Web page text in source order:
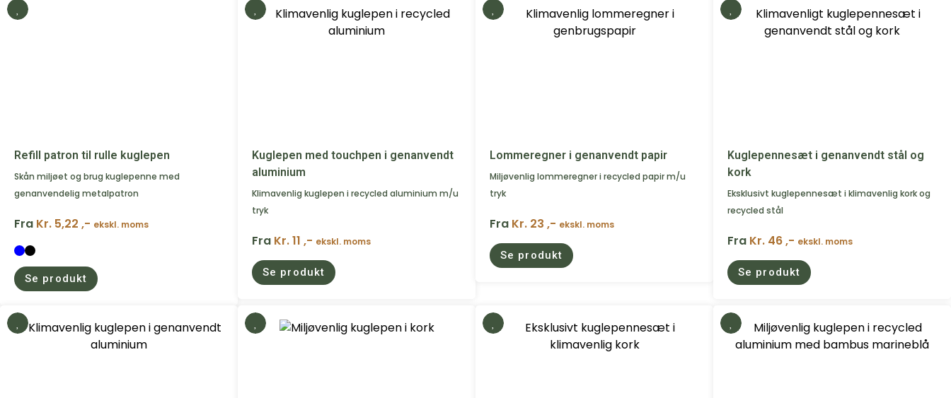
Refill patron til rulle kuglepen
Skån miljøet og brug kuglepenne med
genanvendelig metalpatron
Fra Kr. 5,22 ,- ekskl. moms
Se produkt
Kuglepen med touchpen i genanvendt
aluminium
Klimavenlig kuglepen i recycled aluminium m/u
tryk
Fra Kr. 11 ,- ekskl. moms
Se produkt
Lommeregner i genanvendt papir
Miljøvenlig lommeregner i recycled papir m/u
tryk
Fra Kr. 23 ,- ekskl. moms
Se produkt
Kuglepennesæt i genanvendt stål og
kork
Eksklusivt kuglepennesæt i klimavenlig kork og
recycled stål
Fra Kr. 46 ,- ekskl. moms
Se produkt